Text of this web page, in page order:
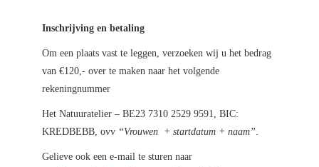
Inschrijving en betaling
Om een plaats vast te leggen, verzoeken wij u het bedrag
van €120,- over te maken naar het volgende
rekeningnummer
Het Natuuratelier – BE23 7310 2529 9591, BIC:
KREDBEBB, ovv “Vrouwen + startdatum + naam”
Gelieve ook een e-mail te sturen naar